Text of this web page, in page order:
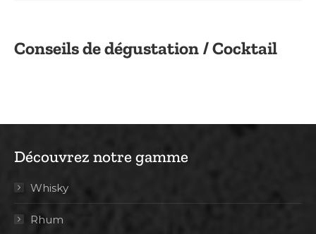
Conseils de dégustation / Cocktail
Découvrez notre gamme
Whisky
Rhum